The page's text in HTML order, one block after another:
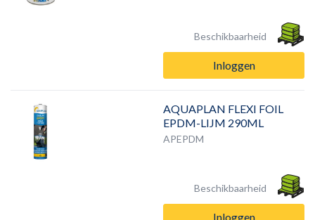
Beschikbaarheid
Inloggen
AQUAPLAN FLEXI FOIL
EPDM-LIJM 290ML
APEPDM
Beschikbaarheid
Inloggen